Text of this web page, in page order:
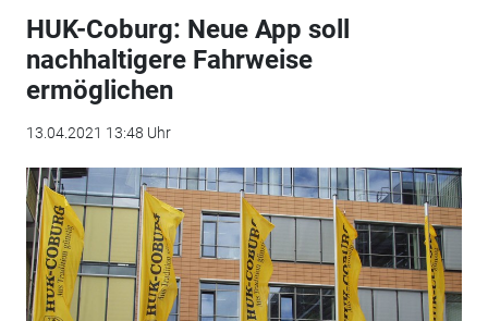
HUK-Coburg: Neue App soll
nachhaltigere Fahrweise
ermöglichen
13.04.2021 13:48 Uhr